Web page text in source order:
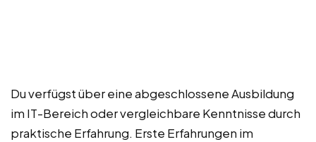
Du verfügst über eine abgeschlossene Ausbildung
im IT-Bereich oder vergleichbare Kenntnisse durch
praktische Erfahrung. Erste Erfahrungen im